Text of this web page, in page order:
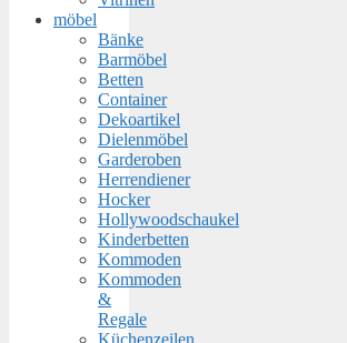
möbel
Bänke
Barmöbel
Betten
Container
Dekoartikel
Dielenmöbel
Garderoben
Herrendiener
Hocker
Hollywoodschaukel
Kinderbetten
Kommoden
Kommoden
&
Regale
Küchenzeilen